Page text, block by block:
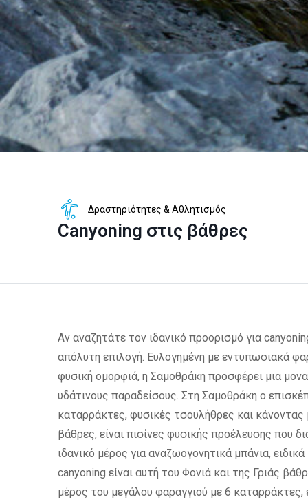
Δραστηριότητες & Αθλητισμός
Canyoning στις βάθρες
Αν αναζητάτε τον ιδανικό προορισμό για
απόλυτη επιλογή. Ευλογημένη με εντυπωσιακά
φυσική ομορφιά, η Σαμοθράκη προσφέρει μια
υδάτινους παραδείσους. Στη Σαμοθράκη ο
καταρράκτες, φυσικές τσουλήθρες και
βάθρες, είναι πισίνες φυσικής προέλευσης που
ιδανικό μέρος για αναζωογονητικά μπάνια,
canyoning είναι αυτή του Φονιά και της Γριάς
μέρος του μεγάλου φαραγγιού με 6